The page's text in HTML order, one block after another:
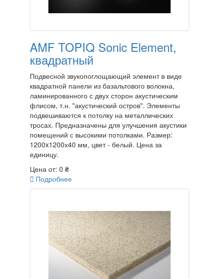
AMF TOPIQ Sonic Element,
квадратный
Подвесной звукопоглощающий элемент в виде
квадратной панели из базальтового волокна,
ламинированного с двух сторон акустическим
флисом, т.н. "акустический остров". Элементы
подвешиваются к потолку на металлических
тросах. Предназначены для улучшения акустики
помещений с высокими потолками. Размер:
1200x1200х40 мм, цвет - белый. Цена за
единицу.
Цена от: 0 ₴
 Подробнее